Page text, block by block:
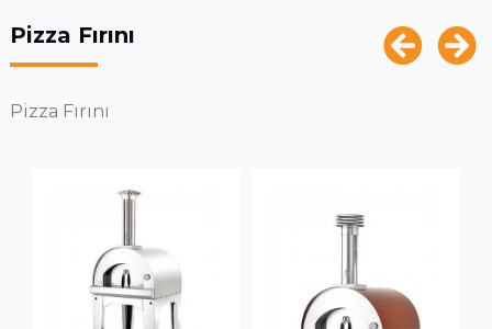
Pizza Fırını
Pizza Fırını